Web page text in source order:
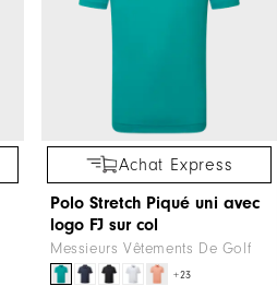
Achat Express
Polo Stretch Piqué uni avec
logo FJ sur col
Messieurs Vêtements De Golf
+23